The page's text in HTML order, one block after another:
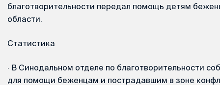
благотворительности передал помощь детям
области.
Статистика
· В Синодальном отделе по благотворительности
для помощи беженцам и пострадавшим в зоне